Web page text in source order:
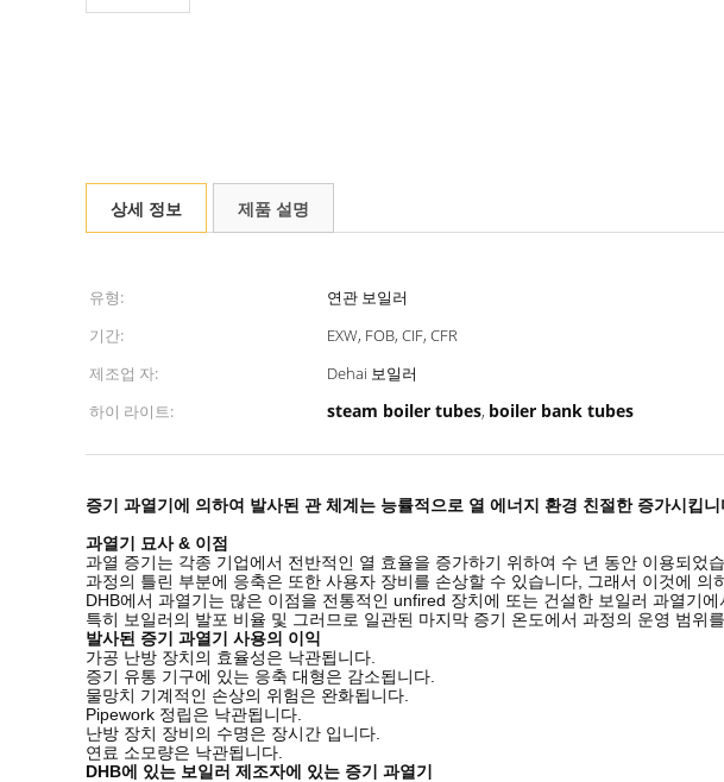
상세 정보 제품 설명
유형: 연관 보일러
기간:
EXW, FOB, CIF, CFR
제조업 자:
Dehai 보일러
하이 라이트:
steam boiler tubes, boiler bank tubes
증기 과열기에 의하여 발사된 관 체계는 능률적으로 열 에너지 환경 친절한 증가시킵니
과열기 묘사 & 이점
과열 증기는 각종 기업에서 전반적인 열 효율을 증가하기 위하여 수 년 동안 이용되었
과정의 틀린 부분에 응축은 또한 사용자 장비를 손상할 수 있습니다, 그래서 이것에
DHB에서 과열기는 많은 이점을 전통적인 unfired 장치에 또는 건설한 보일러 과열기에
특히 보일러의 발포 비율 및 그러므로 일관된 마지막 증기 온도에서 과정의 운영 범위
발사된 증기 과열기 사용의 이익
가공 난방 장치의 효율성은 낙관됩니다.
증기 유통 기구에 있는 응축 대형은 감소됩니다.
물망치 기계적인 손상의 위험은 완화됩니다.
Pipework 정립은 낙관됩니다.
난방 장치 장비의 수명은 장시간 입니다.
연료 소모량은 낙관됩니다.
DHB에 있는 보일러 제조자에 있는 증기 과열기